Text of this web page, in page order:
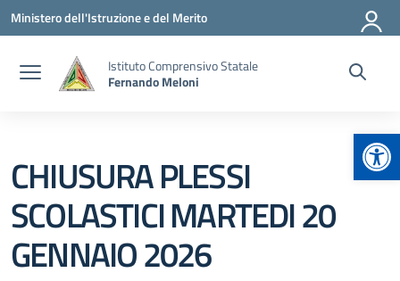
Vai ai contenuti
Vai al menu di navigazione
Vai al footer
Ministero dell'Istruzione e del Merito
Istituto Comprensivo Statale
Fernando Meloni
CHIUSURA PLESSI
SCOLASTICI MARTEDI 20
GENNAIO 2026